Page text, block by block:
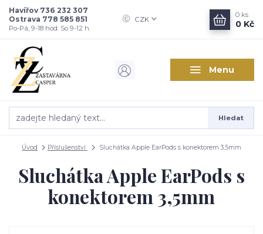
Menu
CZK
Hledat
Havířov 736 232 307
Ostrava 778 585 851
Po-Pá, 9-18 hod. So 9-12 h.
0 ks
0 Kč
Úvod Příslušenství Sluchátka Apple EarPods s konektorem 3,5mm
Sluchátka Apple EarPods s
konektorem 3,5mm